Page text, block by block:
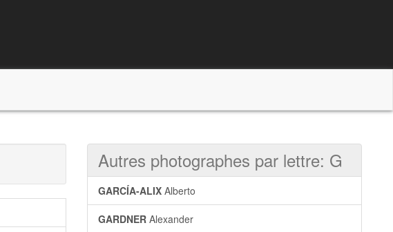
Autres photographes par lettre: G
GARCÍA-ALIX Alberto
GARDNER Alexander